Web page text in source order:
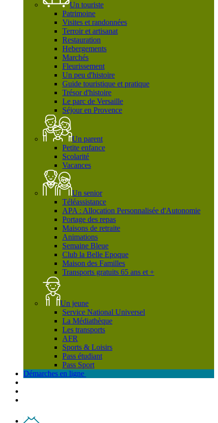
Un touriste
Patrimoine
Visites et randonnées
Terroir et artisanat
Restauration
Hebergements
Marchés
Fleurissement
Un peu d'histoire
Guide touristique et pratique
Trésor d'histoire
Le parc de Versaille
Séjour en Provence
Un parent
Petite enfance
Scolarité
Vacances
Un senior
Téléassistance
APA : Allocation Personnalisée d'Autonomie
Portage des repas
Maisons de retraite
Animations
Semaine Bleue
Club la Belle Epoque
Maison des Familles
Transports gratuits 65 ans et +
Un jeune
Service National Universel
La Médiathèque
Les transports
AFR
Sports & Loisirs
Pass étudiant
Pass Sport
Démarches en ligne
Contact